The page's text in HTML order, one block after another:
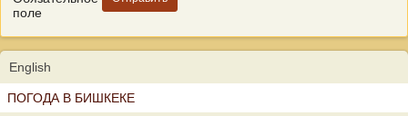
поле
English
ПОГОДА В БИШКЕКЕ